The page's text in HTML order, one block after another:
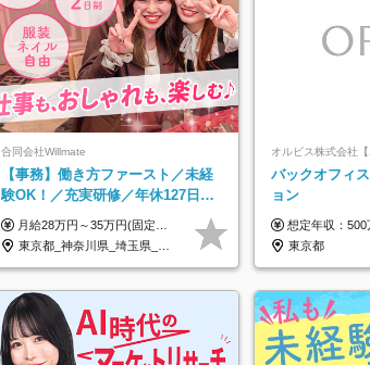
合同会社Willmate
【事務】働き方ファースト／未経
験OK！／充実研修／年休127日～
／残業なし／平均20代／リモート
OK
月給28万円～35万円(固定残業代含む)+インセンティブ＋各種手当 ※経験・能力等を考慮の上、決定します。 ※残業はほとんどありませんが、発生した場合は時間外手当を100％支給します。 【固定残業代について】 なし（残業代は、実際の労働時間に応じて別途全額支給）
東京都_神奈川県_埼玉県_千葉県_大阪府_愛知県_北海道_青森県_岩手県_宮城県_秋田県_山形県_福島県_茨城県_栃木県_群馬県_新潟県_山梨県_長野県_富山県_石川県_福井県_静岡県_岐阜県_三重県_兵庫県_京都府_滋賀県_奈良県_和歌山県_広島県_岡山県_鳥取県_島根県_山口県_徳島県_香川県_愛媛県_高知県_福岡県_熊本県_佐賀県_長崎県_大分県_宮崎県_鹿児島県_沖縄県_海外
オルビス株式会社
バックオフィ
ョン
想定年収：500万円～800万円 ※ご経験やスキルに応じて決定します。 ※上記想定年収は
東京都